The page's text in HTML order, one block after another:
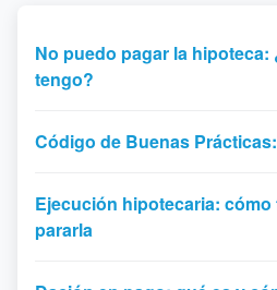
No puedo pagar la
tengo?
Código de Buenas
Ejecución hipotecaria:
pararla